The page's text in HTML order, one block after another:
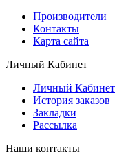
Производители
Контакты
Карта сайта
Личный Кабинет
Личный Кабинет
История заказов
Закладки
Рассылка
Наши контакты